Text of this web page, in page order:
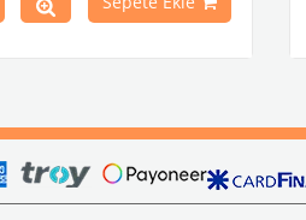
1973 Yılları Arasındaki Variant